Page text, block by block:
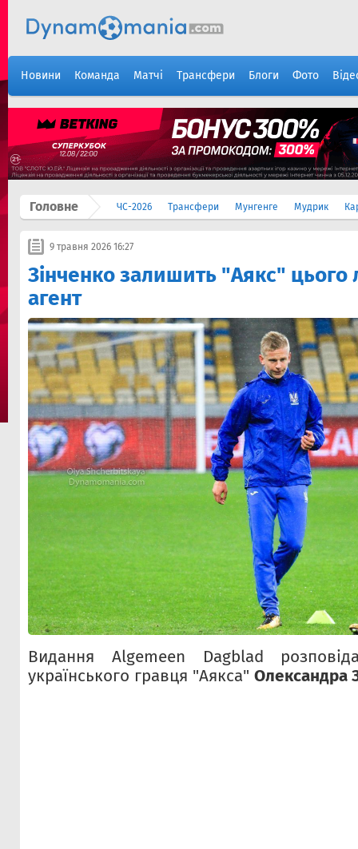
Новини Команда Матчі Трансфери Блоги Фото
Головне ЧС-2026 Трансфери Мунгенге Мудрик
9 травня 2026 16:27
Зінченко залишить "Аякс" цього
агент
Видання Algemeen Dagblad
українського гравця "Аякса" Олександра